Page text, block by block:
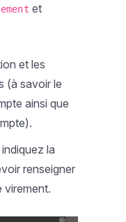
et
et les
(à savoir le
ainsi que
la
renseigner
virement.